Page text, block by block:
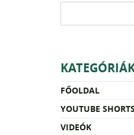
FŐOLDAL
YOUTUBE
VIDEÓK